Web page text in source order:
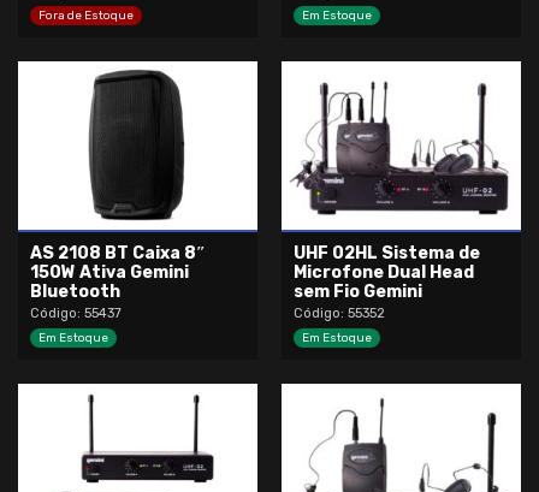
Fora de Estoque Em Estoque
AS 2108 BT Caixa 8″
150W Ativa Gemini
Bluetooth
Código: 55437
Em Estoque
UHF 02HL Sistema de
Microfone Dual Head
sem Fio Gemini
Código: 55352
Em Estoque